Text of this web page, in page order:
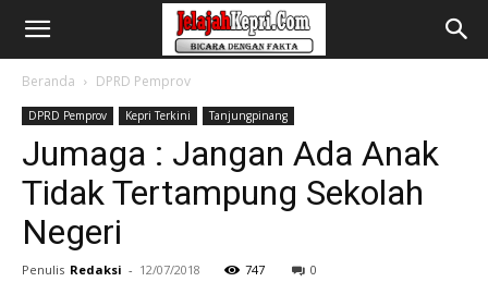
Beranda DPRD Pemprov
DPRD Pemprov Kepri Terkini Tanjungpinang
Jumaga : Jangan Ada Anak
Tidak Tertampung Sekolah
Negeri
Penulis Redaksi - 12/07/2018 747 0